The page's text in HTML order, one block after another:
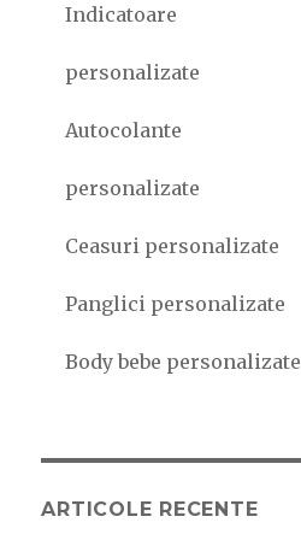
Indicatoare
personalizate
Autocolante
personalizate
Ceasuri personalizate
Panglici personalizate
Body bebe personalizate
ARTICOLE RECENTE